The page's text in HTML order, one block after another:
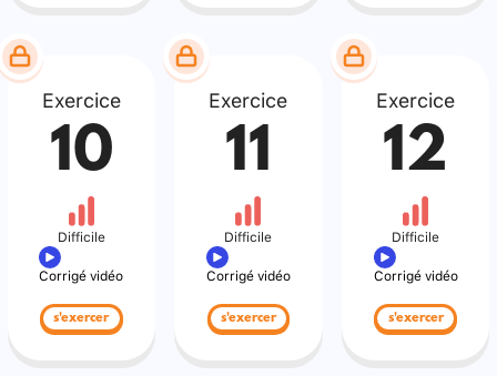
Exercice
10
Difficile
Corrigé vidéo
s'exercer
Exercice
11
Difficile
Corrigé vidéo
s'exercer
Exercice
12
Difficile
Corrigé vidéo
s'exercer